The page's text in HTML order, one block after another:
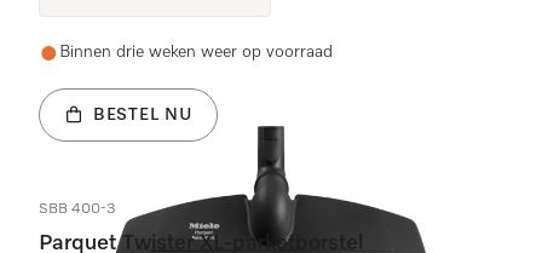
Binnen drie weken weer op voorraad
BESTEL NU
SBB 400-3
Parquet Twister XL-parketborstel